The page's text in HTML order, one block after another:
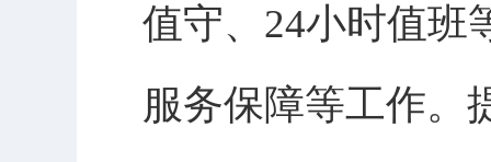
值守、24小时值班
服务保障等工作。